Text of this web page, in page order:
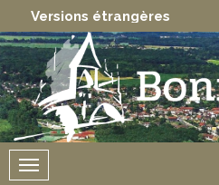
Powered by Translate
Menu